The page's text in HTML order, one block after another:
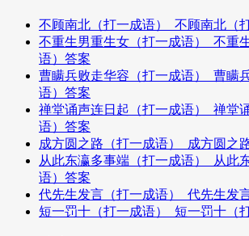
不顾南北（打一成语）_不顾南北（
不重生男重生女（打一成语）_不重
语）答案
曹瞒兵败走华容（打一成语）_曹瞒
语）答案
禅堂诵声连日起（打一成语）_禅堂
语）答案
成方圆之路（打一成语）_成方圆之
从此东瀛多事端（打一成语）_从此
语）答案
代先生发言（打一成语）_代先生发
短一罚十（打一成语）_短一罚十（